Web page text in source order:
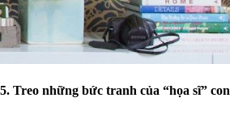
5. Treo những bức tranh của “họa sĩ” con